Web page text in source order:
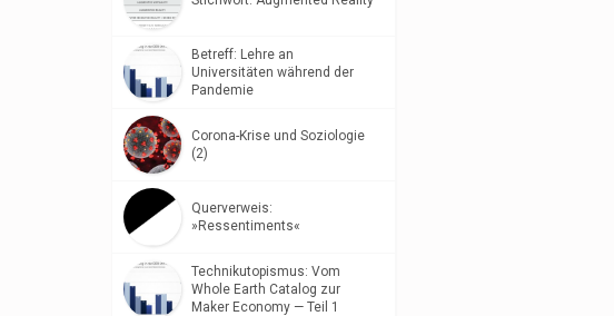
Betreff: Lehre an
Universitäten während der
Pandemie
Corona-Krise und Soziologie
(2)
Querverweis:
»Ressentiments«
Technikutopismus: Vom
Whole Earth Catalog zur
Maker Economy — Teil 1